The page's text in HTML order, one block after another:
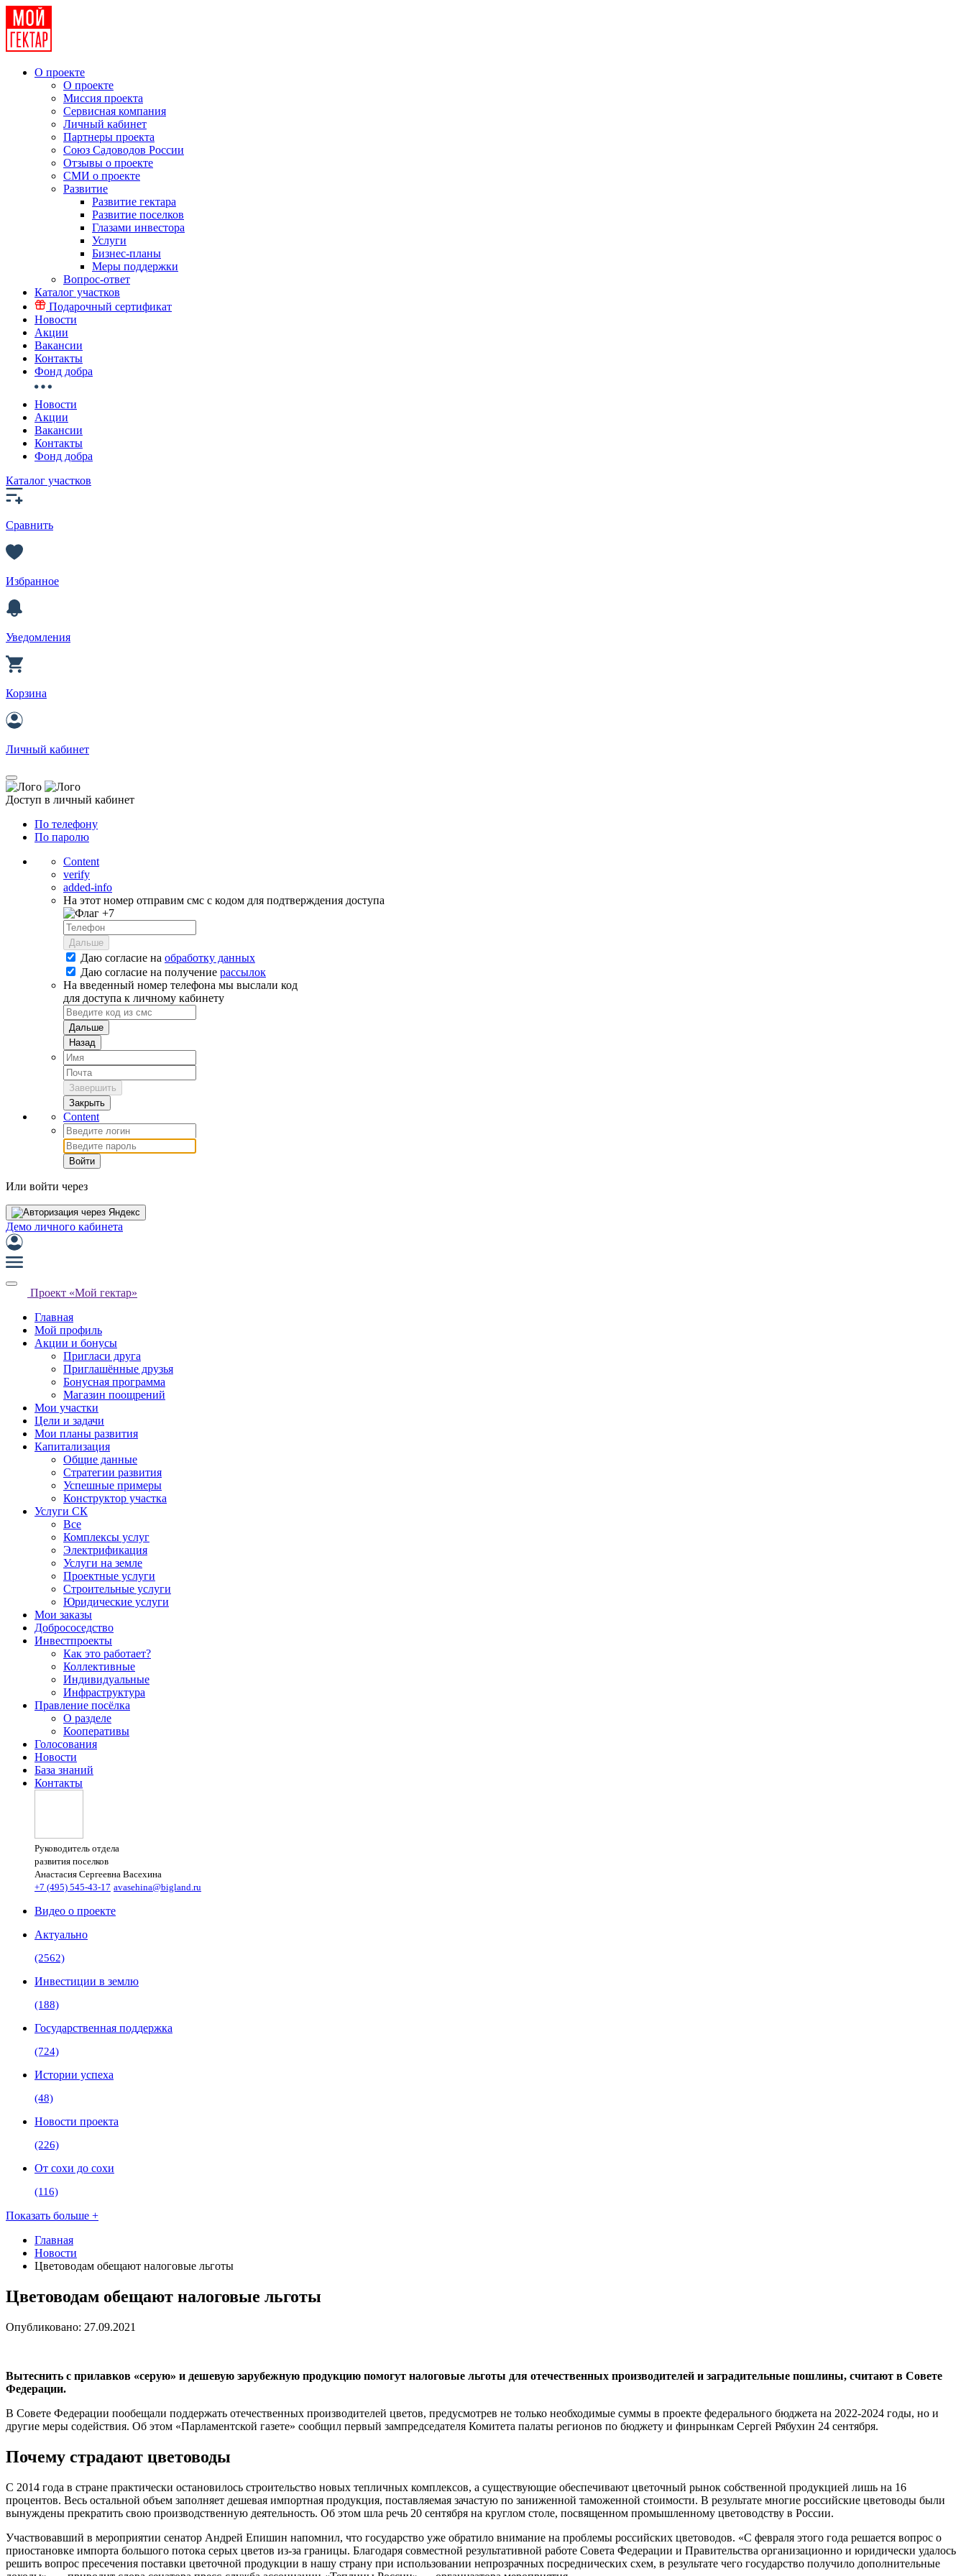
О проекте
О проекте
Миссия проекта
Сервисная компания
Личный кабинет
Партнеры проекта
Союз Садоводов России
Отзывы о проекте
СМИ о проекте
Развитие
Развитие гектара
Развитие поселков
Глазами инвестора
Услуги
Бизнес-планы
Меры поддержки
Вопрос-ответ
Каталог участков
Подарочный сертификат
Новости
Акции
Вакансии
Контакты
Фонд добра
Новости
Акции
Вакансии
Контакты
Фонд добра
Каталог участков
Сравнить
Избранное
Уведомления
Корзина
Личный кабинет
Доступ в личный кабинет
По телефону
По паролю
Content
verify
added-info
На этот номер отправим смс с кодом для подтверждения доступа
+7
Дальше
Даю согласие на обработку данных
Даю согласие на получение рассылок
На введенный номер телефона мы выслали код
для доступа к личному кабинету
Дальше
Назад
Завершить
Закрыть
Content
Войти
Или войти через
Демо личного кабинета
Проект «Мой гектар»
Главная
Мой профиль
Акции и бонусы
Пригласи друга
Приглашённые друзья
Бонусная программа
Магазин поощрений
Мои участки
Цели и задачи
Мои планы развития
Капитализация
Общие данные
Стратегии развития
Успешные примеры
Конструктор участка
Услуги СК
Все
Комплексы услуг
Электрификация
Услуги на земле
Проектные услуги
Строительные услуги
Юридические услуги
Мои заказы
Добрососедство
Инвестпроекты
Как это работает?
Коллективные
Индивидуальные
Инфраструктура
Правление посёлка
О разделе
Кооперативы
Голосования
Новости
База знаний
Контакты
Руководитель отдела
развития поселков
Анастасия Сергеевна Васехина
+7 (495) 545-43-17 avasehina@bigland.ru
Видео о проекте
Актуально
(2562)
Инвестиции в землю
(188)
Государственная поддержка
(724)
Истории успеха
(48)
Новости проекта
(226)
От сохи до сохи
(116)
Показать больше +
Главная
Новости
Цветоводам обещают налоговые льготы
Цветоводам обещают налоговые льготы
Опубликовано: 27.09.2021
Вытеснить с прилавков «серую» и дешевую зарубежную продукцию помогут налоговые льготы для отечественных производителей и заградительные пошлины, считают в Совете
Федерации.
В Совете Федерации пообещали поддержать отечественных производителей цветов, предусмотрев не только необходимые суммы в проекте федерального бюджета на 2022-2024 годы, но и
другие меры содействия. Об этом «Парламентской газете» сообщил первый зампредседателя Комитета палаты регионов по бюджету и финрынкам Сергей Рябухин 24 сентября.
Почему страдают цветоводы
С 2014 года в стране практически остановилось строительство новых тепличных комплексов, а существующие обеспечивают цветочный рынок собственной продукцией лишь на 16
процентов. Весь остальной объем заполняет дешевая импортная продукция, поставляемая зачастую по заниженной таможенной стоимости. В результате многие российские цветоводы были
вынуждены прекратить свою производственную деятельность. Об этом шла речь 20 сентября на круглом столе, посвященном промышленному цветоводству в России.
Участвовавший в мероприятии сенатор Андрей Епишин напомнил, что государство уже обратило внимание на проблемы российских цветоводов. «С февраля этого года решается вопрос о
приостановке импорта большого потока серых цветов из-за границы. Благодаря совместной результативной работе Совета Федерации и Правительства организационно и юридически удалось
решить вопрос пресечения поставки цветочной продукции в нашу страну при использовании непрозрачных посреднических схем, в результате чего государство получило дополнительные